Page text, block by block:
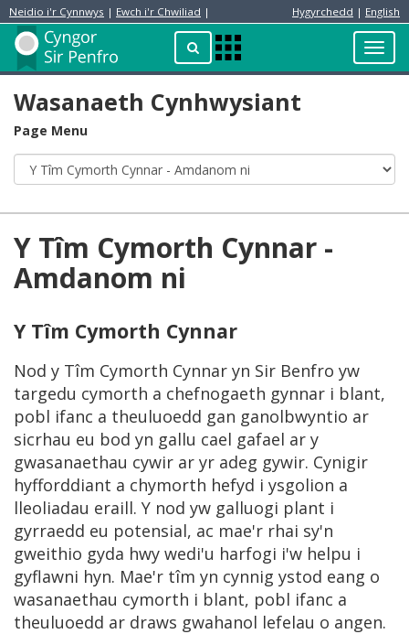
Neidio i'r Cynnwys | Ewch i'r Chwiliad | Hygyrchedd | English
ChwilioApps
Menu
Preswylydd
Wasanaeth Cynhwysiant
Page Menu
Y Tîm Cymorth Cynnar -
Amdanom ni
Y Tîm Cymorth Cynnar
Nod y Tîm Cymorth Cynnar yn Sir Benfro yw
targedu cymorth a chefnogaeth gynnar i blant,
pobl ifanc a theuluoedd gan ganolbwyntio ar
sicrhau eu bod yn gallu cael gafael ar y
gwasanaethau cywir ar yr adeg gywir. Cynigir
hyfforddiant a chymorth hefyd i ysgolion a
lleoliadau eraill. Y nod yw galluogi plant i
gyrraedd eu potensial, ac mae'r rhai sy'n
gweithio gyda hwy wedi'u harfogi i'w helpu i
gyflawni hyn. Mae'r tîm yn cynnig ystod eang o
wasanaethau cymorth i blant, pobl ifanc a
theuluoedd ar draws gwahanol lefelau o angen.